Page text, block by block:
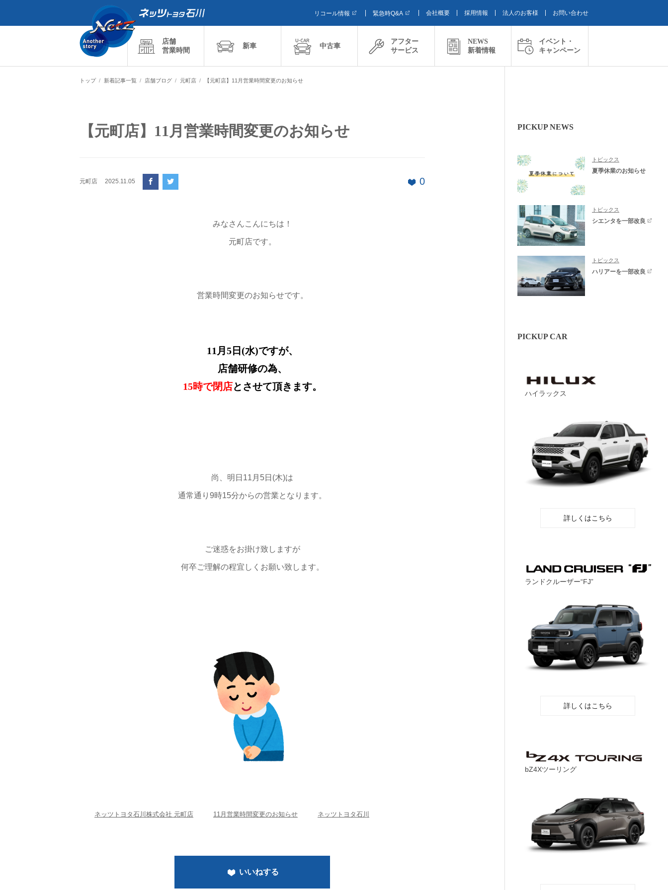
リコール情報 緊急時Q&A 会社概要 採用情報 法人のお客様 お問い合わせ
店舗
営業時間
新車 中古車
アフター
サービス
NEWS
新着情報
イベント・
キャンペーン
トップ 新着記事一覧 店舗ブログ 元町店 【元町店】11月営業時間変更のお知らせ
【元町店】11月営業時間変更のお知らせ
元町店 2025.11.05 0
みなさんこんにちは！
元町店です。
営業時間変更のお知らせです。
11月5日(水)ですが、
店舗研修の為、
15時で閉店とさせて頂きます。
尚、明日11月5日(木)は
通常通り9時15分からの営業となります。
ご迷惑をお掛け致しますが
何卒ご理解の程宜しくお願い致します。
ネッツトヨタ石川株式会社 元町店 11月営業時間変更のお知らせ ネッツトヨタ石川
いいねする
PICKUP NEWS
トピックス
夏季休業のお知らせ
トピックス
シエンタを一部改良
トピックス
ハリアーを一部改良
PICKUP CAR
ハイラックス
詳しくはこちら
ランドクルーザー“FJ”
詳しくはこちら
bZ4Xツーリング